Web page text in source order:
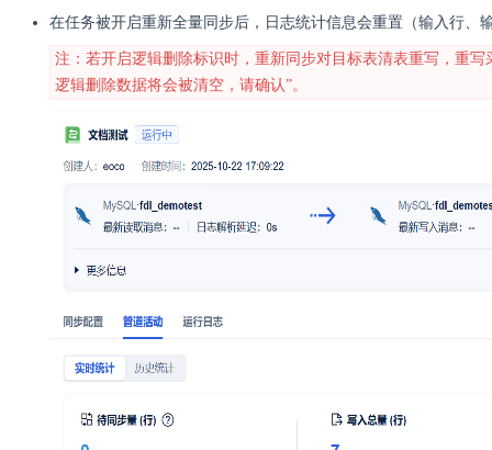
在任务被开启重新全量同步后，日志统计信息会重置（输入行、
注：若开启逻辑删除标识时，重新同步对目标表清表重写，重
逻辑删除数据将会被清空，请确认”。